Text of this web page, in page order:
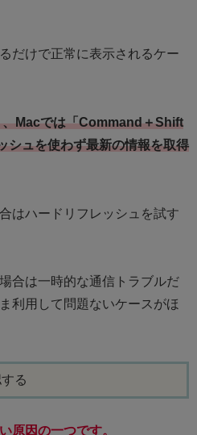
だけで正常に表示されるケー
Macでは「Command＋Shift
シュを使わず最新の情報を取得
はハードリフレッシュを試す
合は一時的な通信トラブルだ
利用して問題ないケースがほ
る
原因の一つです。